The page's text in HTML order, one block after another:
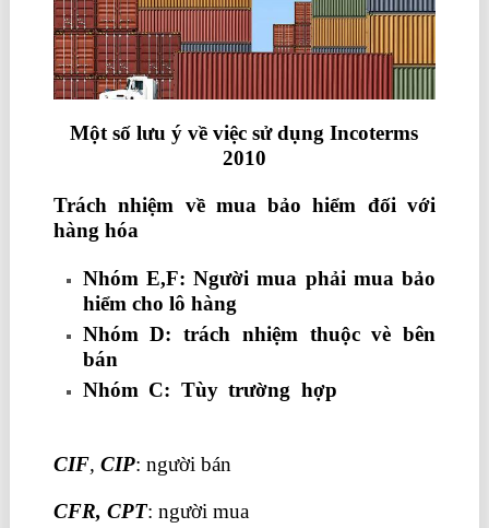
Một số lưu ý về việc sử dụng Incoterms
2010
Trách nhiệm về mua bảo hiểm đối với
hàng hóa
Nhóm E,F: Người mua phải mua bảo
hiểm cho lô hàng
Nhóm D: trách nhiệm thuộc vè bên
bán
Nhóm C: Tùy trường hợp
CIF, CIP: người bán
CFR, CPT: người mua